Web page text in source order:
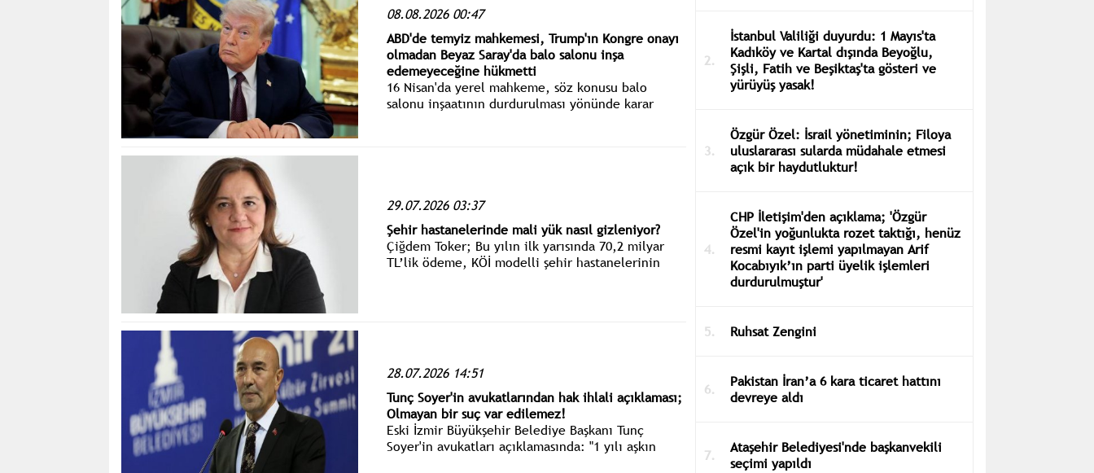
08.08.2026 00:47
ABD'de temyiz mahkemesi, Trump'ın Kongre onayı
olmadan Beyaz Saray'da balo salonu inşa
edemeyeceğine hükmetti
16 Nisan'da yerel mahkeme, söz konusu balo
salonu inşaatının durdurulması yönünde karar
29.07.2026 03:37
Şehir hastanelerinde mali yük nasıl gizleniyor?
Çiğdem Toker; Bu yılın ilk yarısında 70,2 milyar
TL’lik ödeme, KÖİ modelli şehir hastanelerinin
28.07.2026 14:51
Tunç Soyer'in avukatlarından hak ihlali açıklaması;
Olmayan bir suç var edilemez!
Eski İzmir Büyükşehir Belediye Başkanı Tunç
Soyer'in avukatları açıklamasında: "1 yılı aşkın
İstanbul Valiliği duyurdu: 1 Mayıs'ta
Kadıköy ve Kartal dışında Beyoğlu,
Şişli, Fatih ve Beşiktaş'ta gösteri ve
yürüyüş yasak!
Özgür Özel: İsrail yönetiminin; Filoya
uluslararası sularda müdahale etmesi
açık bir haydutluktur!
CHP İletişim'den açıklama; 'Özgür
Özel'in yoğunlukta rozet taktığı, henüz
resmi kayıt işlemi yapılmayan Arif
Kocabıyık’ın parti üyelik işlemleri
durdurulmuştur'
Ruhsat Zengini
Pakistan İran’a 6 kara ticaret hattını
devreye aldı
Ataşehir Belediyesi'nde başkanvekili
seçimi yapıldı